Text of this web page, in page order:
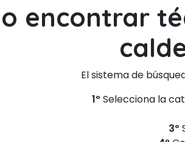
encontrar
El sistema de
1º Selecciona la
3º